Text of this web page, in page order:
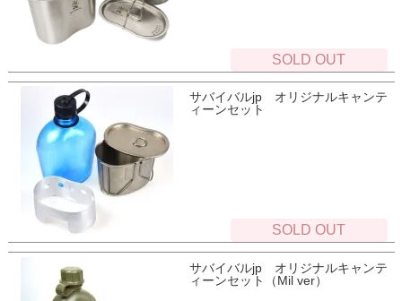
SOLD OUT
サバイバルjp オリジナルキャンテ
ィーンセット
SOLD OUT
サバイバルjp オリジナルキャンテ
ィーンセット（Mil ver）